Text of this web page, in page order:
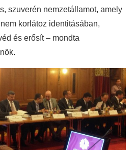
szuverén nemzetállamot, amely
korlátoz identitásában,
és erősít – mondta